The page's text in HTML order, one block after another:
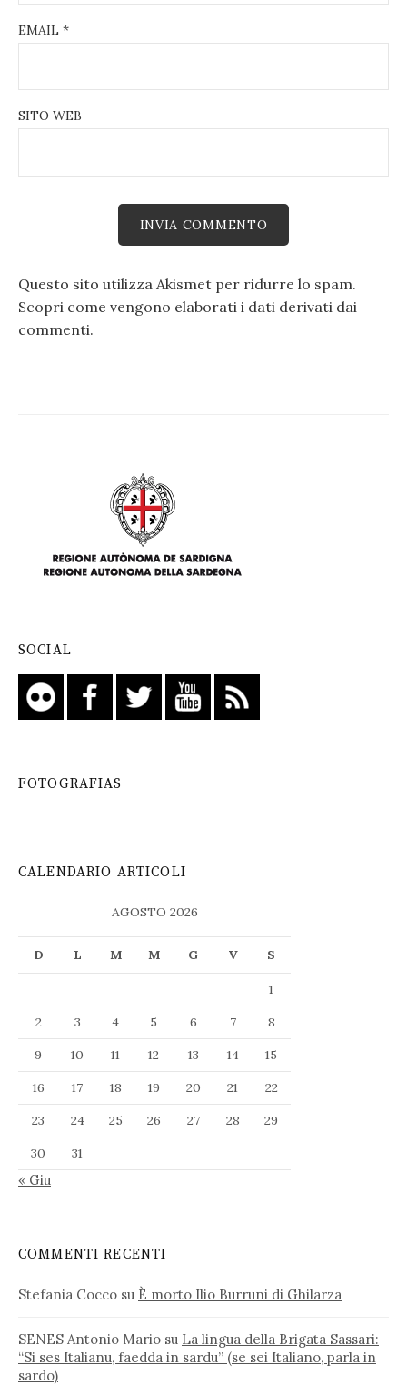
EMAIL *
SITO WEB
Questo sito utilizza Akismet per ridurre lo spam.
Scopri come vengono elaborati i dati derivati dai
commenti.
SOCIAL
FOTOGRAFIAS
CALENDARIO ARTICOLI
AGOSTO 2026
D L M M G V S
1
2
3 4 5 6 7
8
9
10 11 12 13 14
15
16
17 18 19 20 21
22
23
24 25 26 27 28
29
30
31
« Giu
COMMENTI RECENTI
Stefania Cocco su È morto Ilio Burruni di Ghilarza
SENES Antonio Mario su La lingua della Brigata Sassari:
“Si ses Italianu, faedda in sardu” (se sei Italiano, parla in
sardo)